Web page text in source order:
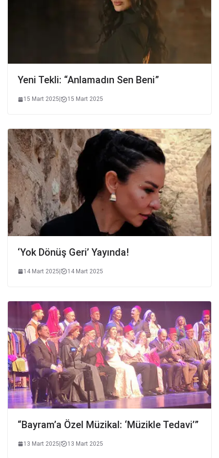
Yeni Tekli: “Anlamadın Sen Beni”
15 Mart 2025 15 Mart 2025
‘Yok Dönüş Geri’ Yayında!
14 Mart 2025 14 Mart 2025
“Bayram’a Özel Müzikal: ‘Müzikle Tedavi’”
13 Mart 2025| 13 Mart 2025